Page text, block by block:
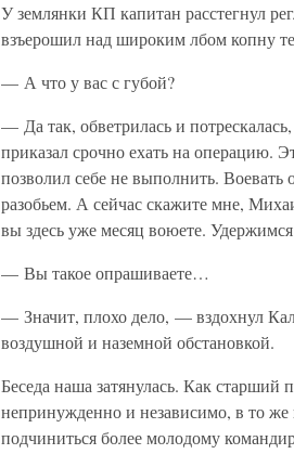
У землянки КП капитан расстегнул
взъерошил над широким лбом копну
— А что у вас с губой?
— Да так, обветрилась и
приказал срочно ехать на операцию.
позволил себе не выполнить.
разобьем. А сейчас скажите мне,
вы здесь уже месяц воюете.
— Вы такое опрашиваете…
— Значит, плохо дело, — вздохнул
воздушной и наземной обстановкой.
Беседа наша затянулась. Как
непринужденно и независимо, в то же
подчиниться более молодому